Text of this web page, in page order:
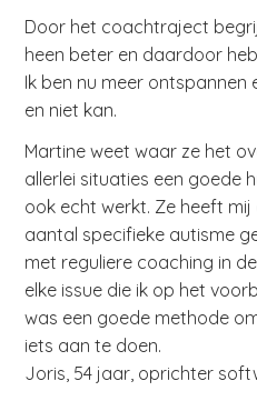
Door het coachtraject
heen beter en daardoor
Ik ben nu meer
en niet kan.
Martine weet waar ze het
allerlei situaties een goede
ook echt werkt. Ze heeft
aantal specifieke autisme
met reguliere coaching in
elke issue die ik op het
was een goede methode
iets aan te doen.
Joris, 54 jaar, oprichter